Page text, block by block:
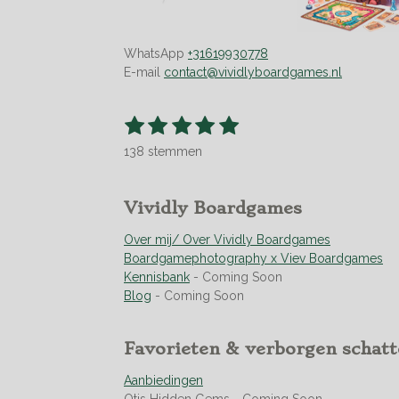
WhatsApp +31619930778
E-mail contact@vividlyboardgames.nl
R
t
n
g
:
4
.
9
2
5
1
s
r
2
s
r
r
e
n
3
s
r
r
e
n
4
s
r
r
e
n
5
r
r
e
n
S
n
138 stemmen
Vividly Boardgames
Over mij/ Over Vividly Boardgames
Boardgamephotography x Viev Boardgames
Kennisbank - Coming Soon
Blog - Coming Soon
Favorieten & verborgen
Aanbiedingen